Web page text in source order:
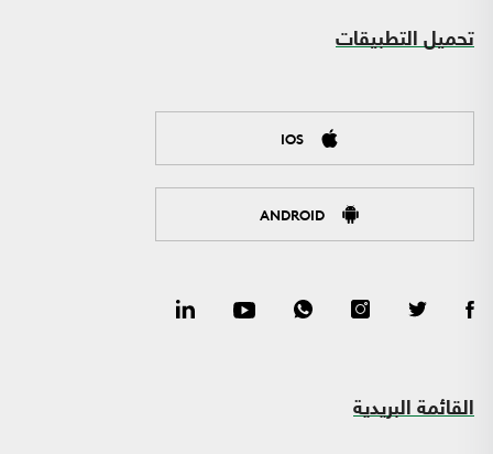
تحميل التطبيقات
IOS
ANDROID
القائمة البريدية